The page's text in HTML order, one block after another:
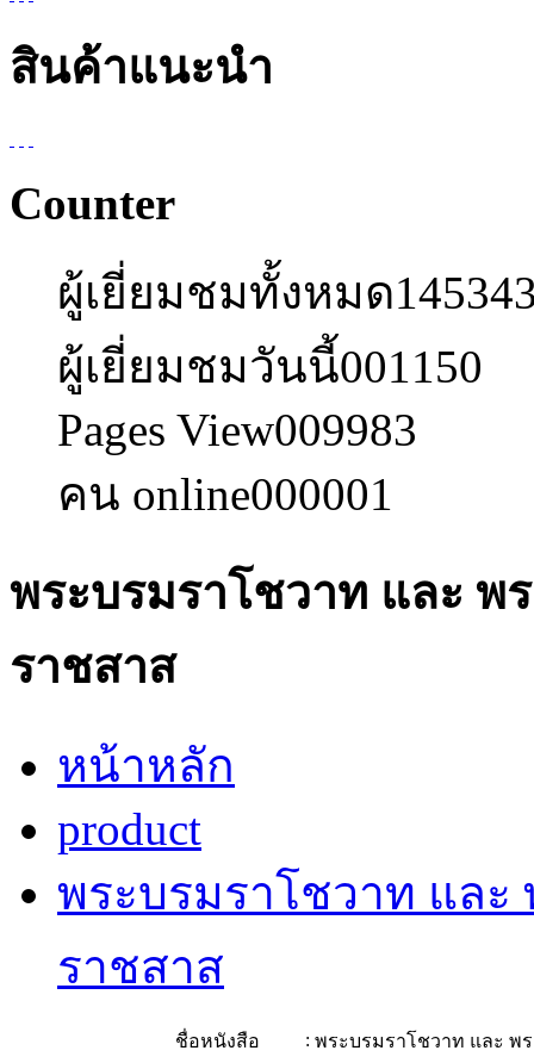
สินค้าแนะนำ
Counter
ผู้เยี่ยมชมทั้งหมด
ผู้เยี่ยมชมวันนี้001150
Pages View009983
คน online000001
พระบรมราโชวาท และ พ
ราชสาส
หน้าหลัก
product
พระบรมราโชวาท และ
ราชสาส
ชื่อหนังสือ : พระบรมราโชวาท และ พ